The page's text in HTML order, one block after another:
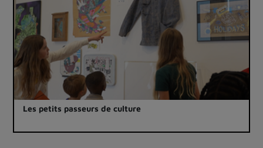
Les petits passeurs de culture